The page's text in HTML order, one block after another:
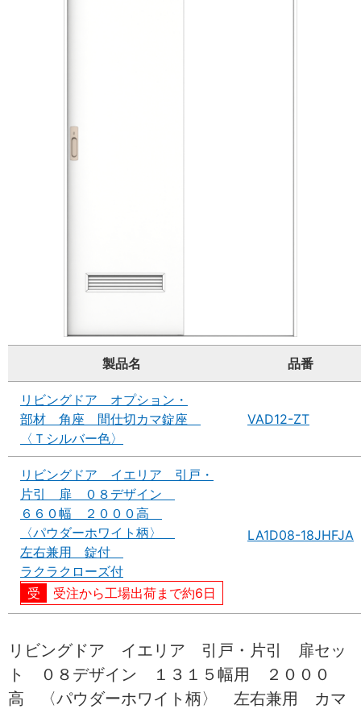
製品名 品番
リビングドア オプション・
部材 角座 間仕切カマ錠座
〈Ｔシルバー色〉
VAD12-ZT
リビングドア イエリア 引戸・
片引 扉 ０８デザイン
６６０幅 ２０００高
〈パウダーホワイト柄〉
左右兼用 錠付
ラクラクローズ付
受注から工場出荷まで約6日
LA1D08-18JHFJA
リビングドア イエリア 引戸・片引 扉セッ
ト ０８デザイン １３１５幅用 ２０００
高 〈パウダーホワイト柄〉 左右兼用 カマ